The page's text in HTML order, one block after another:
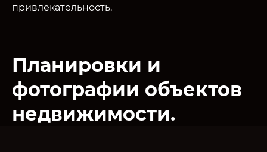
привлекательность.
Планировки и
фотографии объектов
недвижимости.